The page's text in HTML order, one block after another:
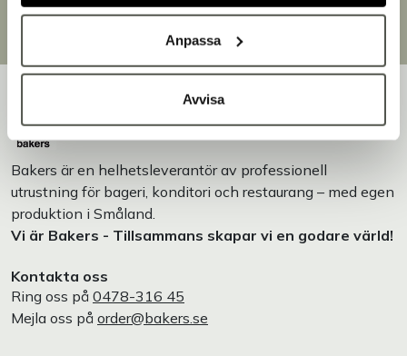
Anpassa
Avvisa
Egen produktion
Designat och tillverkat i Småland
Bakers är en helhetsleverantör av professionell
utrustning för bageri, konditori och restaurang – med egen
produktion i Småland.
Vi är Bakers - Tillsammans skapar vi en godare värld!
Kontakta oss
Ring oss på 0478-316 45
Mejla oss på order@bakers.se